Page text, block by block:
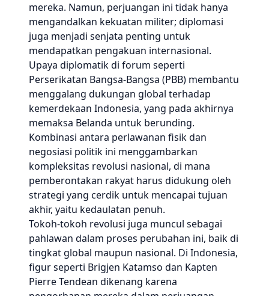
mereka. Namun, perjuangan ini tidak hanya
mengandalkan kekuatan militer; diplomasi
juga menjadi senjata penting untuk
mendapatkan pengakuan internasional.
Upaya diplomatik di forum seperti
Perserikatan Bangsa-Bangsa (PBB) membantu
menggalang dukungan global terhadap
kemerdekaan Indonesia, yang pada akhirnya
memaksa Belanda untuk berunding.
Kombinasi antara perlawanan fisik dan
negosiasi politik ini menggambarkan
kompleksitas revolusi nasional, di mana
pemberontakan rakyat harus didukung oleh
strategi yang cerdik untuk mencapai tujuan
akhir, yaitu kedaulatan penuh.
Tokoh-tokoh revolusi juga muncul sebagai
pahlawan dalam proses perubahan ini, baik di
tingkat global maupun nasional. Di Indonesia,
figur seperti Brigjen Katamso dan Kapten
Pierre Tendean dikenang karena